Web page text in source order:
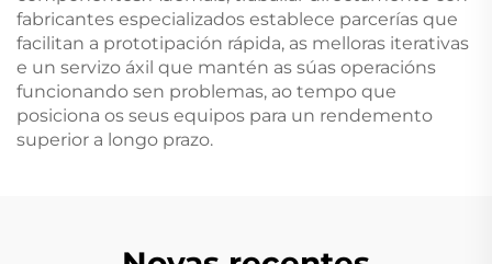
fabricantes especializados establece parcerías que
facilitan a prototipación rápida, as melloras iterativas
e un servizo áxil que mantén as súas operacións
funcionando sen problemas, ao tempo que
posiciona os seus equipos para un rendemento
superior a longo prazo.